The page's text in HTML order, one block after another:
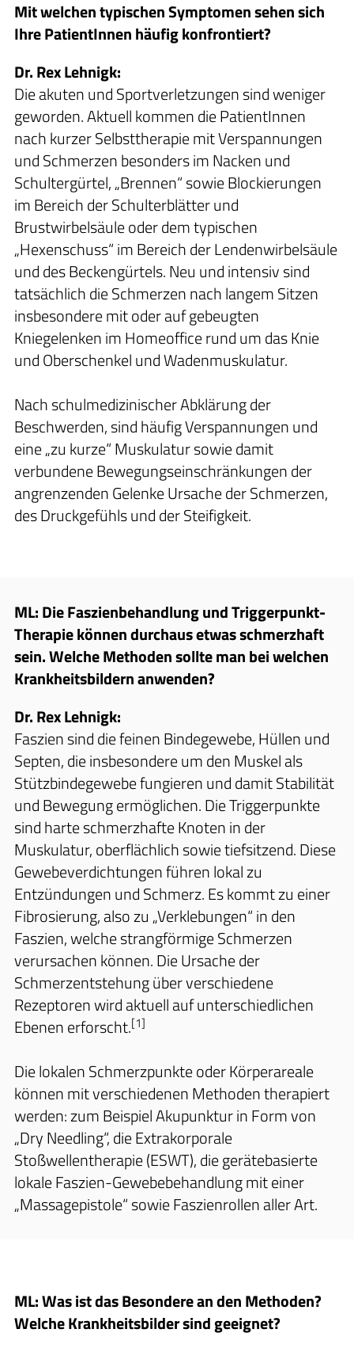
Mit welchen typischen Symptomen sehen sich
Ihre PatientInnen häufig konfrontiert?
Dr. Rex Lehnigk:
Die akuten und Sportverletzungen sind weniger
geworden. Aktuell kommen die PatientInnen
nach kurzer Selbsttherapie mit Verspannungen
und Schmerzen besonders im Nacken und
Schultergürtel, „Brennen“ sowie Blockierungen
im Bereich der Schulterblätter und
Brustwirbelsäule oder dem typischen
„Hexenschuss“ im Bereich der Lendenwirbelsäule
und des Beckengürtels. Neu und intensiv sind
tatsächlich die Schmerzen nach langem Sitzen
insbesondere mit oder auf gebeugten
Kniegelenken im Homeoffice rund um das Knie
und Oberschenkel und Wadenmuskulatur.
Nach schulmedizinischer Abklärung der
Beschwerden, sind häufig Verspannungen und
eine „zu kurze“ Muskulatur sowie damit
verbundene Bewegungseinschränkungen der
angrenzenden Gelenke Ursache der Schmerzen,
des Druckgefühls und der Steifigkeit.
ML: Die Faszienbehandlung und Triggerpunkt-
Therapie können durchaus etwas schmerzhaft
sein. Welche Methoden sollte man bei welchen
Krankheitsbildern anwenden?
Dr. Rex Lehnigk:
Faszien sind die feinen Bindegewebe, Hüllen und
Septen, die insbesondere um den Muskel als
Stützbindegewebe fungieren und damit Stabilität
und Bewegung ermöglichen. Die Triggerpunkte
sind harte schmerzhafte Knoten in der
Muskulatur, oberflächlich sowie tiefsitzend. Diese
Gewebeverdichtungen führen lokal zu
Entzündungen und Schmerz. Es kommt zu einer
Fibrosierung, also zu „Verklebungen“ in den
Faszien, welche strangförmige Schmerzen
verursachen können. Die Ursache der
Schmerzentstehung über verschiedene
Rezeptoren wird aktuell auf unterschiedlichen
Ebenen erforscht.[1]
Die lokalen Schmerzpunkte oder Körperareale
können mit verschiedenen Methoden therapiert
werden: zum Beispiel Akupunktur in Form von
„Dry Needling“, die Extrakorporale
Stoßwellentherapie (ESWT), die gerätebasierte
lokale Faszien-Gewebebehandlung mit einer
„Massagepistole“ sowie Faszienrollen aller Art.
ML: Was ist das Besondere an den Methoden?
Welche Krankheitsbilder sind geeignet?